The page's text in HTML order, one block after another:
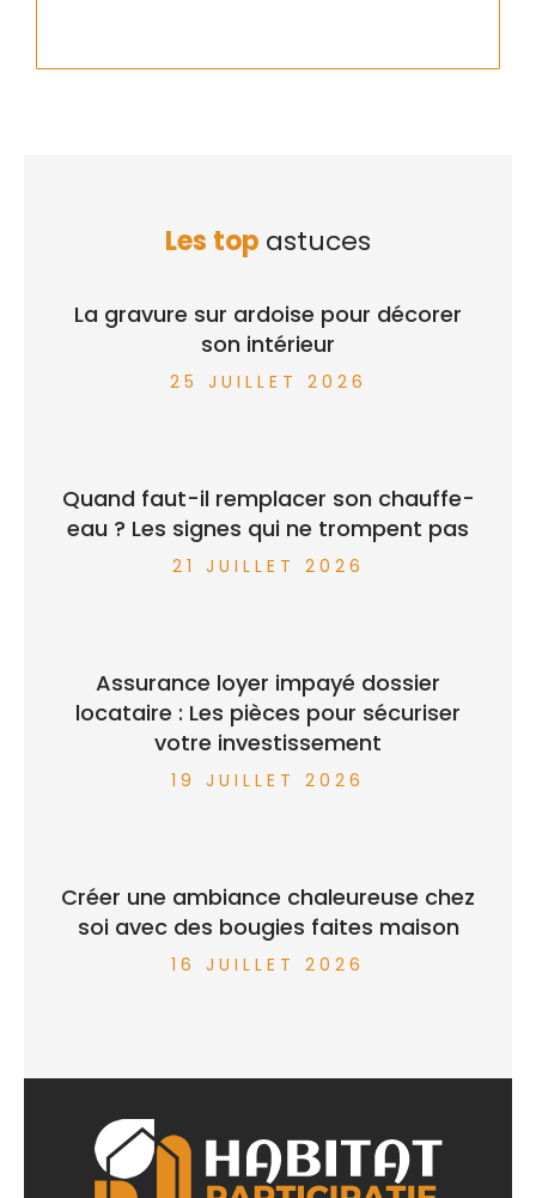
Les top astuces
La gravure sur ardoise pour décorer
son intérieur
25 JUILLET 2026
Quand faut-il remplacer son chauffe-
eau ? Les signes qui ne trompent pas
21 JUILLET 2026
Assurance loyer impayé dossier
locataire : Les pièces pour sécuriser
votre investissement
19 JUILLET 2026
Créer une ambiance chaleureuse chez
soi avec des bougies faites maison
16 JUILLET 2026